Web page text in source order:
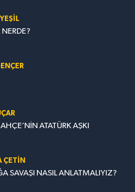
ATATÜRK AŞKI
ÇETİN
SAVAŞI NASIL ANLATMALIYIZ?